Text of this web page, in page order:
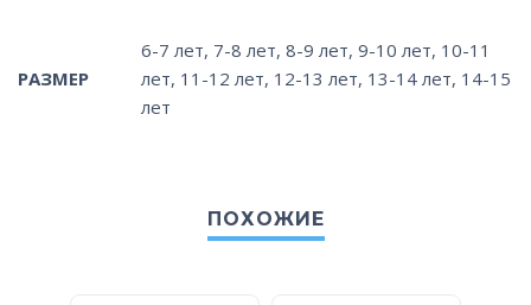
РАЗМЕР
6-7 лет, 7-8 лет, 8-9 лет, 9-10 лет, 10-11
лет, 11-12 лет, 12-13 лет, 13-14 лет, 14-15
лет
ПОХОЖИЕ